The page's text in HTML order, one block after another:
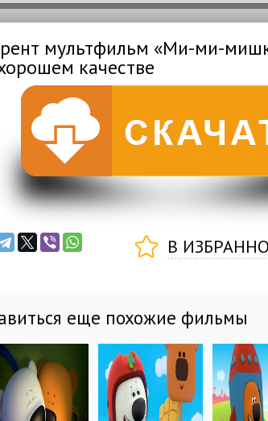
мультфильм «Ми-ми-
качестве
В
еще похожие фильмы